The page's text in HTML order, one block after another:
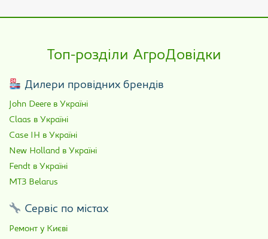
Топ-розділи АгроДовідки
Дилери провідних брендів
John Deere в Україні
Claas в Україні
Case IH в Україні
New Holland в Україні
Fendt в Україні
МТЗ Belarus
Сервіс по містах
Ремонт у Києві